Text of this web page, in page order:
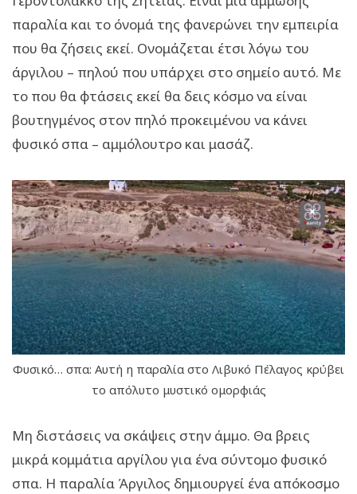
παραλία και το όνομά της φανερώνει την εμπειρία
που θα ζήσεις εκεί. Ονομάζεται έτσι λόγω του
άργιλου – πηλού που υπάρχει στο σημείο αυτό. Με
το που θα φτάσεις εκεί θα δεις κόσμο να είναι
βουτηγμένος στον πηλό προκειμένου να κάνει
φυσικό σπα – αμμόλουτρο και μασάζ.
Φυσικό… σπα: Αυτή η παραλία στο Λιβυκό Πέλαγος κρύβει
το απόλυτο μυστικό ομορφιάς
Μη διστάσεις να σκάψεις στην άμμο. Θα βρεις
μικρά κομμάτια αργίλου για ένα σύντομο φυσικό
σπα. Η παραλία Άργιλος δημιουργεί ένα απόκοσμο